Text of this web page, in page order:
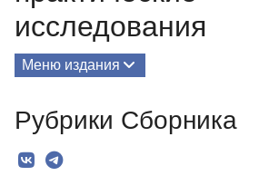
исследования
Меню издания
Редколлегия
Рубрики
Рубрики Сборника